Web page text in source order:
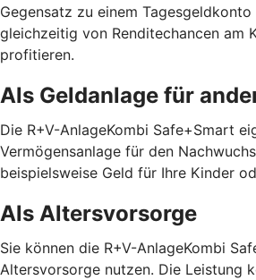
Gegensatz zu einem Tagesgeldkonto
gleichzeitig von Renditechancen am
profitieren.
Als Geldanlage für
Die R+V-AnlageKombi Safe+Smart
Vermögensanlage für den
beispielsweise Geld für Ihre Kinder
Als Altersvorsorge
Sie können die R+V-AnlageKombi
Altersvorsorge nutzen. Die Leistung